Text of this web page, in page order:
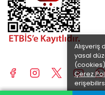
Alışveriş
yasal
(cookies)
Çerez